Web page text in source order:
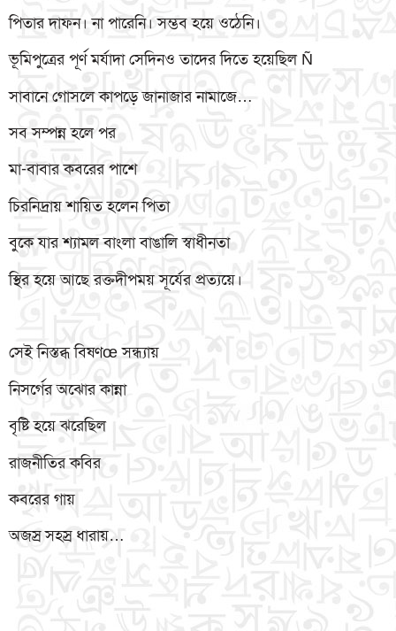
পিতার দাফন। না পারেনি। সম্ভব হয়ে ওঠেনি।
ভূমিপুত্রের পূর্ণ মর্যাদা সেদিনও তাদের দিতে হয়েছিল Ñ
সাবানে গোসলে কাপড়ে জানাজার নামাজে…
সব সম্পন্ন হলে পর
মা-বাবার কবরের পাশে
চিরনিদ্রায় শায়িত হলেন পিতা
বুকে যার শ্যামল বাংলা বাঙালি স্বাধীনতা
স্থির হয়ে আছে রক্তদীপময় সূর্যের প্রত্যয়ে।
সেই নিস্তব্ধ বিষণœ সন্ধ্যায়
নিসর্গের অঝোর কান্না
বৃষ্টি হয়ে ঝরেছিল
রাজনীতির কবির
কবরের গায়
অজস্র সহস্র ধারায়…